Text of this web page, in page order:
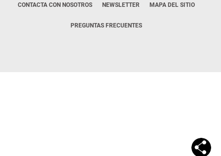
CONTACTA CON NOSOTROS NEWSLETTER MAPA DEL SITIO
PREGUNTAS FRECUENTES